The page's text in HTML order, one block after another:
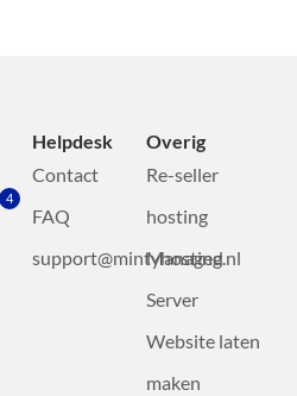
4
Helpdesk
Contact
FAQ
support@mintyhosting.nl
Overig
Re-seller
hosting
Managed
Server
Website laten
maken